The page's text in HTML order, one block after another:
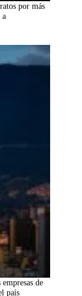
por más
a
de
país